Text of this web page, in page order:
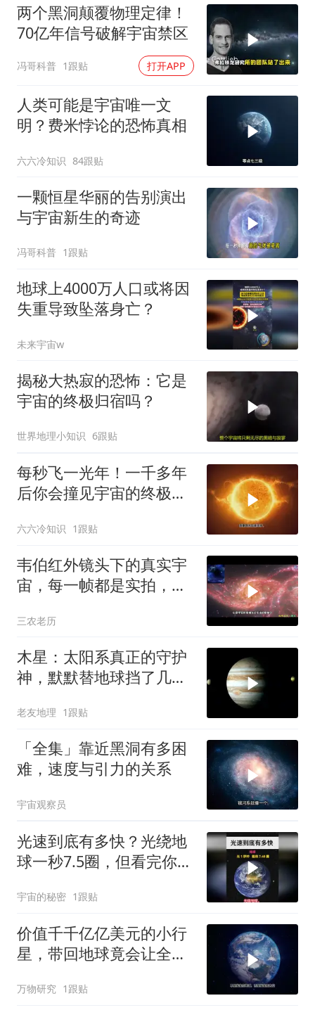
两个黑洞颠覆物理定律！
70亿年信号破解宇宙禁区
冯哥科普 1跟贴 打开APP
人类可能是宇宙唯一文
明？费米悖论的恐怖真相
六六冷知识 84跟贴
一颗恒星华丽的告别演出
与宇宙新生的奇迹
冯哥科普 1跟贴
地球上4000万人口或将因
失重导致坠落身亡？
未来宇宙w
揭秘大热寂的恐怖：它是
宇宙的终极归宿吗？
世界地理小知识 6跟贴
每秒飞一光年！一千多年
后你会撞见宇宙的终极秘
六六冷知识 1跟贴
韦伯红外镜头下的真实宇
宙，每一帧都是实拍，全
三农老历
木星：太阳系真正的守护
神，默默替地球挡了几十
老友地理 1跟贴
「全集」靠近黑洞有多困
难，速度与引力的关系
宇宙观察员
光速到底有多快？光绕地
球一秒7.5圈，但看完你只
宇宙的秘密 1跟贴
价值千千亿亿美元的小行
星，带回地球竟会让全球
万物研究 1跟贴